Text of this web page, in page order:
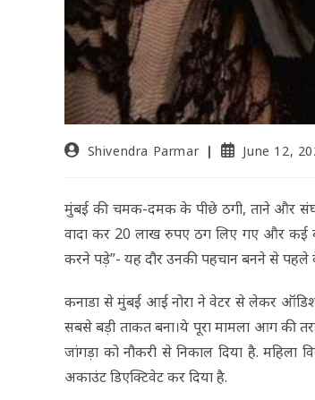
Shivendra Parmar June 12,
मुंबई की चमक-दमक के पीछे ठगी, ताने और संघर्ष
वादा कर 20 लाख रुपए ठग लिए गए और कई
करने पड़े”- यह दौर उनकी पहचान बनने से पहले
कनाडा से मुंबई आई नोरा ने वेटर से लेकर
सबसे बड़ी ताकत बना।ये पूरा मामला आग की
जांगड़ा को नौकरी से निकाल दिया है. महिला
अकाउंट डिएक्टिवेट कर दिया है.